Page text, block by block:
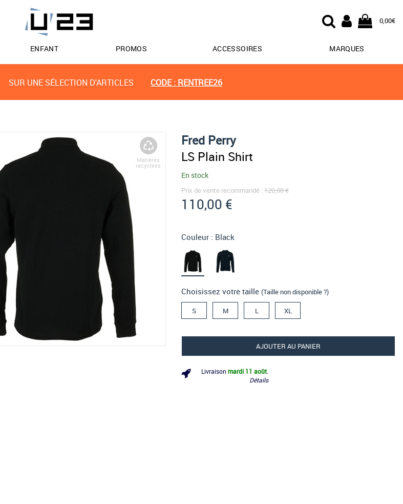
0,00€
ENFANT PROMOS ACCESSOIRES MARQUES
SUR UNE SÉLECTION D'ARTICLES CODE : RENTREE26
Matières
recyclées
Fred Perry
LS Plain Shirt
En stock
Prix de vente recommandé : 120,00 €
110,00 €
Couleur : Black
Choisissez votre taille (Taille non disponible ?)
S M L XL
AJOUTER AU PANIER
Livraison mardi 11 août
Détails